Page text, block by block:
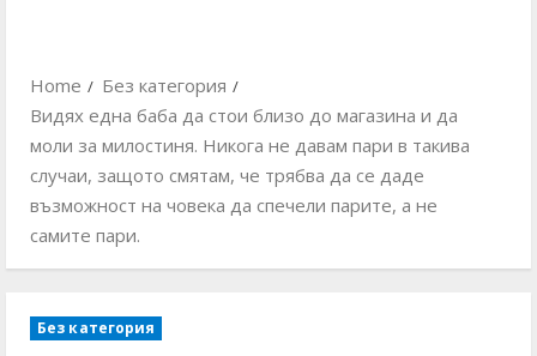
Home
Без категория
Видях една баба да стои близо до магазина и да
моли за милостиня. Никога не давам пари в такива
случаи, защото смятам, че трябва да се даде
възможност на човека да спечели парите, а не
самите пари.
Без категория